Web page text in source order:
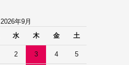
2026年9月
水 木 金 土
2 3 4 5